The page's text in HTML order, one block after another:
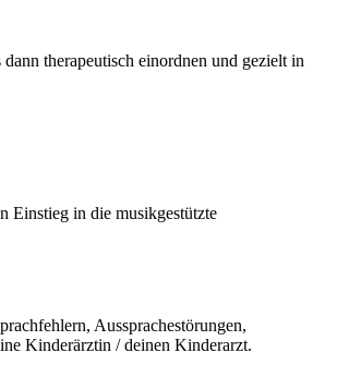
therapeutisch einordnen und gezielt in
Einstieg in die musikgestützte
Aussprachestörungen,
Kinderärztin / deinen Kinderarzt.